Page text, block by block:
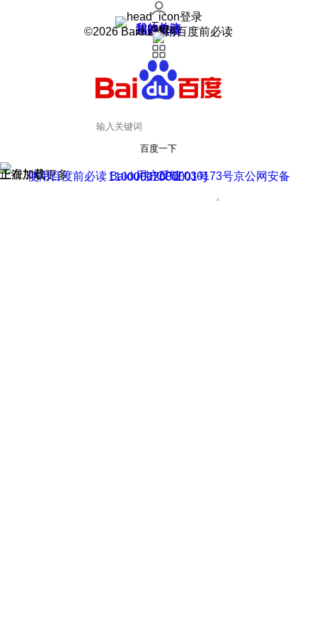
登录
我的关注
我的收藏
皮肤中心
用户反馈
设置
©2026 Baidu 使用百度前必读
百度一下
正在加载
上滑加载更多 用户反馈
使用百度前必读 Baidu 京ICP证030173号
京公网安备11000002000001号